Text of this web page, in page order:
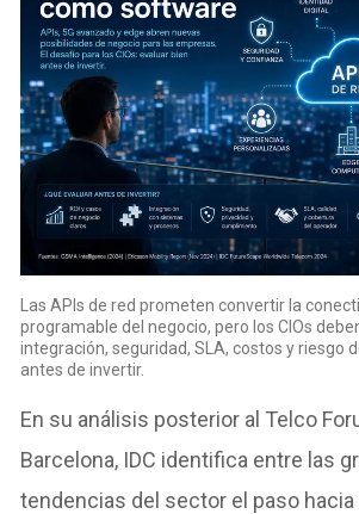
Las APIs de red prometen convertir la
programable del negocio, pero los CIOs
integración, seguridad, SLA, costos y riesgo
antes de invertir.
En su análisis posterior al Telco
Barcelona, IDC identifica entre las
tendencias del sector el paso